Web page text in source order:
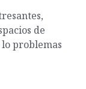
de
problemas